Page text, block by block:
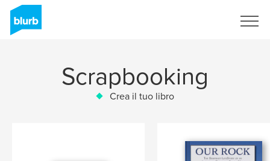
Scrapbooking
Crea il tuo libro